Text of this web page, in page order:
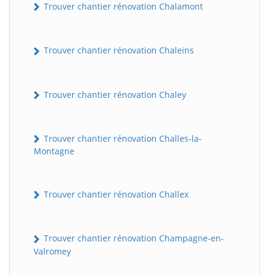
Trouver chantier rénovation Chalamont
Trouver chantier rénovation Chaleins
Trouver chantier rénovation Chaley
Trouver chantier rénovation Challes-la-
Montagne
Trouver chantier rénovation Challex
Trouver chantier rénovation Champagne-en-
Valromey